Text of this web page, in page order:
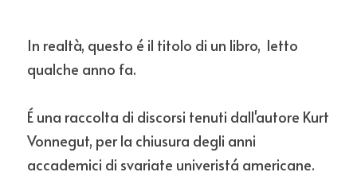
In realtà, questo é il titolo di un libro,  letto
qualche anno fa.
É una raccolta di discorsi tenuti dall'autore Kurt
Vonnegut, per la chiusura degli anni
accademici di svariate univeristá americane.